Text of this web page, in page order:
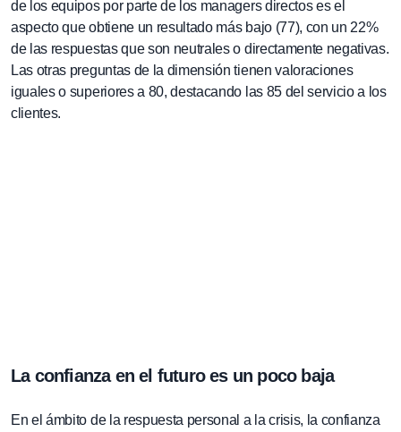
de los equipos por parte de los managers directos es el
aspecto que obtiene un resultado más bajo (77), con un 22%
de las respuestas que son neutrales o directamente negativas.
Las otras preguntas de la dimensión tienen valoraciones
iguales o superiores a 80, destacando las 85 del servicio a los
clientes.
La confianza en el futuro es un poco baja
En el ámbito de la respuesta personal a la crisis, la confianza